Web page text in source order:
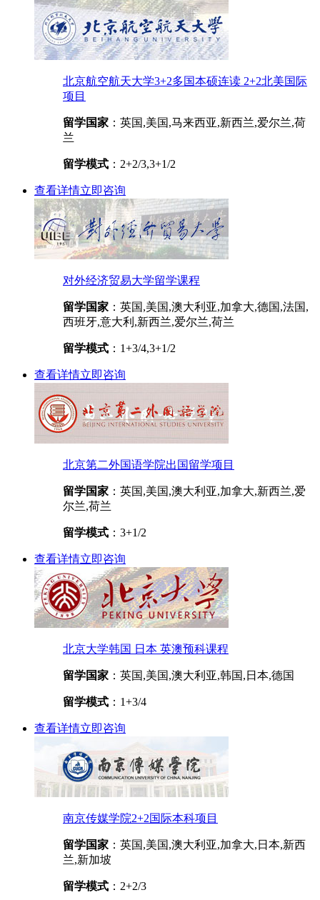
北京航空航天大学3+2多国本硕连读 2+2北美国际
项目
留学国家 ：英国,美国,马来西亚,新西兰,爱尔兰,荷
兰
留学模式 ：2+2/3,3+1/2
查看详情立即咨询
对外经济贸易大学留学课程
留学国家 ：英国,美国,澳大利亚,加拿大,德国,法国,
西班牙,意大利,新西兰,爱尔兰,荷兰
留学模式 ：1+3/4,3+1/2
查看详情立即咨询
北京第二外国语学院出国留学项目
留学国家 ：英国,美国,澳大利亚,加拿大,新西兰,爱
尔兰,荷兰
留学模式 ：3+1/2
查看详情立即咨询
北京大学韩国 日本 英澳预科课程
留学国家 ：英国,美国,澳大利亚,韩国,日本,德国
留学模式 ：1+3/4
查看详情立即咨询
南京传媒学院2+2国际本科项目
留学国家 ：英国,美国,澳大利亚,加拿大,日本,新西
兰,新加坡
留学模式 ：2+2/3